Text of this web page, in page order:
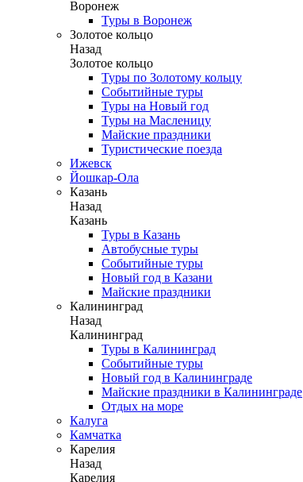
Воронеж
Туры в Воронеж
Золотое кольцо
Назад
Золотое кольцо
Туры по Золотому кольцу
Событийные туры
Туры на Новый год
Туры на Масленицу
Майские праздники
Туристические поезда
Ижевск
Йошкар-Ола
Казань
Назад
Казань
Туры в Казань
Автобусные туры
Событийные туры
Новый год в Казани
Майские праздники
Калининград
Назад
Калининград
Туры в Калининград
Событийные туры
Новый год в Калининграде
Майские праздники в Калининграде
Отдых на море
Калуга
Камчатка
Карелия
Назад
Карелия